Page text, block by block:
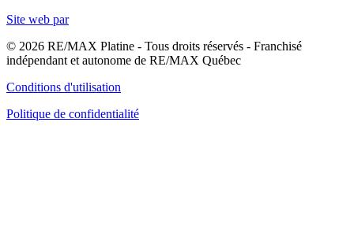
Site web par
© 2026 RE/MAX Platine - Tous droits réservés - Franchisé
indépendant et autonome de RE/MAX Québec
Conditions d'utilisation
Politique de confidentialité